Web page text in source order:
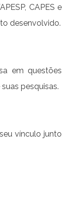
CAPES e
desenvolvido.
em questões
pesquisas.
vínculo junto